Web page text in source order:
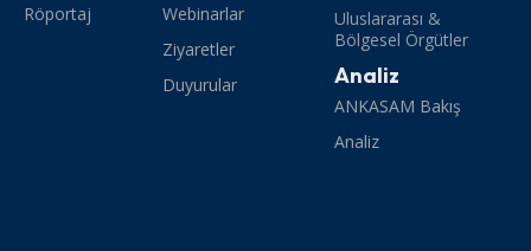
Röportaj
Webinarlar
Ziyaretler
Duyurular
Uluslararası &
Bölgesel Örgütler
Analiz
ANKASAM Bakış
Analiz